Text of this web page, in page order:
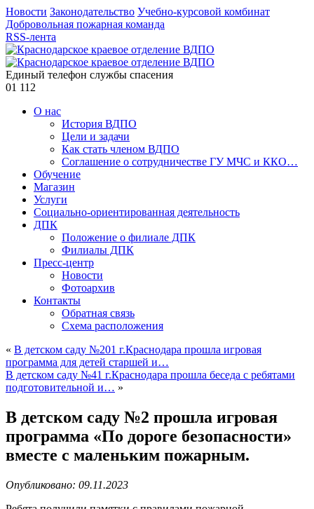
Новости Законодательство Учебно-курсовой комбинат
Добровольная пожарная команда
RSS-лента
Единый телефон службы спасения
01 112
О нас
История ВДПО
Цели и задачи
Как стать членом ВДПО
Соглашение о сотрудничестве ГУ МЧС и ККО…
Обучение
Магазин
Услуги
Социально-ориентированная деятельность
ДПК
Положение о филиале ДПК
Филиалы ДПК
Пресс-центр
Новости
Фотоархив
Контакты
Обратная связь
Схема расположения
« В детском саду №201 г.Краснодара прошла игровая
программа для детей старшей и…
В детском саду №41 г.Краснодара прошла беседа с ребятами
подготовительной и… »
В детском саду №2 прошла игровая
программа «По дороге безопасности»
вместе с маленьким пожарным.
Опубликовано: 09.11.2023